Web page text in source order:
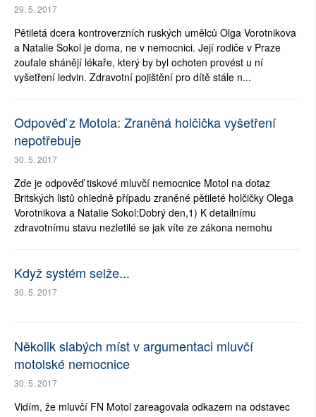
29. 5. 2017
Pětiletá dcera kontroverzních ruských umělců Olga Vorotnikova
a Natalie Sokol je doma, ne v nemocnici. Její rodiče v Praze
zoufale shánějí lékaře, který by byl ochoten provést u ní
vyšetření ledvin. Zdravotní pojištění pro dítě stále n...
Odpověď z Motola: Zraněná holčička vyšetření
nepotřebuje
30. 5. 2017
Zde je odpověď tiskové mluvčí nemocnice Motol na dotaz
Britských listů ohledně případu zraněné pětileté holčičky Olega
Vorotnikova a Natalie Sokol:Dobrý den,1) K detailnímu
zdravotnímu stavu nezletilé se jak víte ze zákona nemohu
Když systém selže...
30. 5. 2017
Několik slabých míst v argumentaci mluvčí
motolské nemocnice
30. 5. 2017
Vidím, že mluvčí FN Motol zareagovala odkazem na odstavec